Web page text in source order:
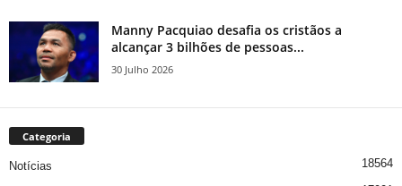
Manny Pacquiao desafia os cristãos a
alcançar 3 bilhões de pessoas...
30 Julho 2026
Categoria
Notícias
18564